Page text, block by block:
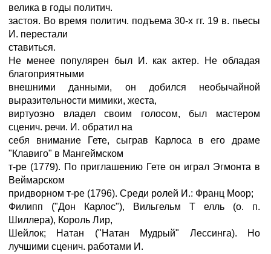
велика в годы политич.
застоя. Во время политич. подъема 30-х гг. 19 в. пьесы
И. перестали
ставиться.
Не менее популярен был И. как актер. Не обладая
благоприятными
внешними данными, он добился необычайной
выразительности мимики, жеста,
виртуозно владел своим голосом, был мастером
сценич. речи. И. обратил на
себя внимание Гете, сыграв Карлоса в его драме
"Клавиго" в Мангеймском
т-ре (1779). По приглашению Гете он играл Эгмонта в
Веймарском
придворном т-ре (1796). Среди ролей И.: Франц Моор;
Филипп ("Дон Карлос"), Вильгельм Т елль (о. п.
Шиллера), Король Лир,
Шейлок; Натан ("Натан Мудрый" Лессинга). Но
лучшими сценич. работами И.